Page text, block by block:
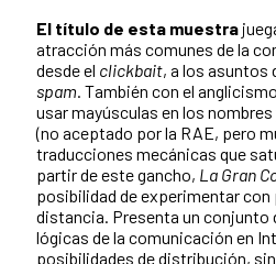
El título de esta muestra
atracción más comunes de la
desde el clickbait, a los asuntos
spam. También con el
usar mayúsculas en los
(no aceptado por la RAE, pero
traducciones mecánicas que
partir de este gancho, La Gran
posibilidad de experimentar
distancia. Presenta un conjunto
lógicas de la comunicación en
posibilidades de distribución,